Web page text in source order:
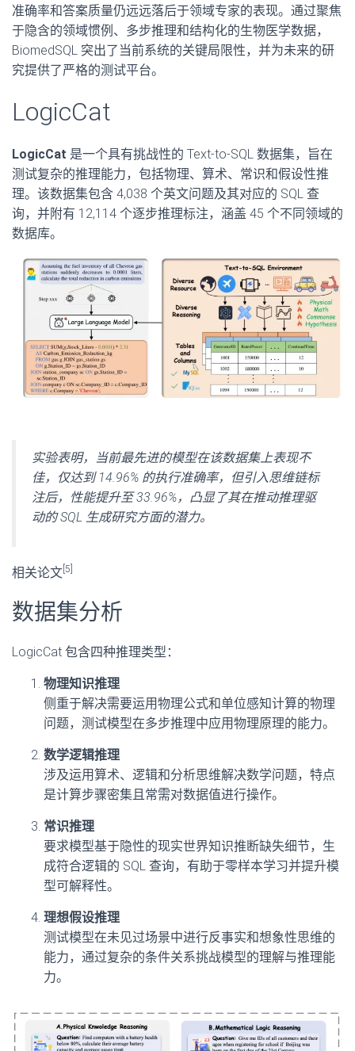
准确率和答案质量仍远远落后于领域专家的表现。通过聚焦
于隐含的领域惯例、多步推理和结构化的生物医学数据，
BiomedSQL 突出了当前系统的关键局限性，并为未来的研
究提供了严格的测试平台。
LogicCat
LogicCat 是一个具有挑战性的 Text-to-SQL 数据集，旨在
测试复杂的推理能力，包括物理、算术、常识和假设性推
理。该数据集包含 4,038 个英文问题及其对应的 SQL 查
询，并附有 12,114 个逐步推理标注，涵盖 45 个不同领域的
数据库。
实验表明，当前最先进的模型在该数据集上表现不
佳，仅达到 14.96% 的执行准确率，但引入思维链标
注后，性能提升至 33.96%，凸显了其在推动推理驱
动的 SQL 生成研究方面的潜力。
相关论文 [5]
数据集分析
LogicCat 包含四种推理类型：
物理知识推理
侧重于解决需要运用物理公式和单位感知计算的物理
问题，测试模型在多步推理中应用物理原理的能力。
数学逻辑推理
涉及运用算术、逻辑和分析思维解决数学问题，特点
是计算步骤密集且常需对数据值进行操作。
常识推理
要求模型基于隐性的现实世界知识推断缺失细节，生
成符合逻辑的 SQL 查询，有助于零样本学习并提升模
型可解释性。
理想假设推理
测试模型在未见过场景中进行反事实和想象性思维的
能力，通过复杂的条件关系挑战模型的理解与推理能
力。